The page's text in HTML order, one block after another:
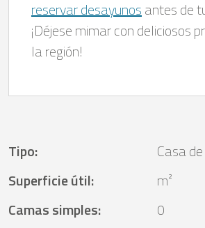
reservar desayunosantes de
¡Déjese mimar con deliciosos
la región!
Tipo:
Casa
Superficie útil:
m²
Camas simples:
0